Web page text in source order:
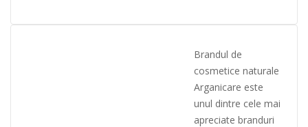
Brandul de
cosmetice naturale
Arganicare este
unul dintre cele mai
apreciate branduri